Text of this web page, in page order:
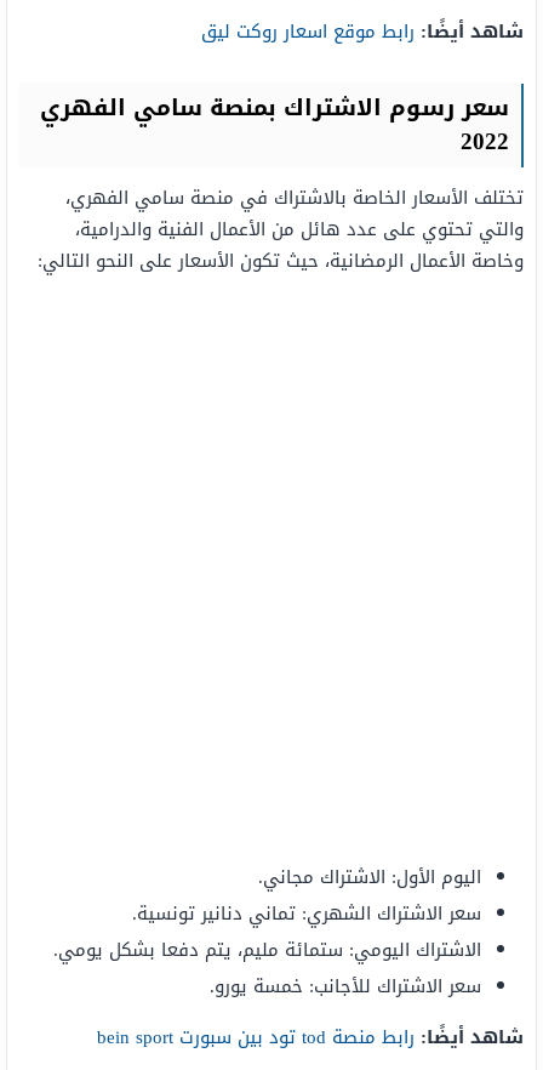
شاهد أيضًا: رابط موقع اسعار روكت ليق
سعر رسوم الاشتراك بمنصة سامي الفهري
2022
تختلف الأسعار الخاصة بالاشتراك في منصة سامي الفهري،
والتي تحتوي على عدد هائل من الأعمال الفنية والدرامية،
وخاصة الأعمال الرمضانية، حيث تكون الأسعار على النحو التالي:
اليوم الأول: الاشتراك مجاني.
سعر الاشتراك الشهري: تماني دنانير تونسية.
الاشتراك اليومي: ستمائة مليم، يتم دفعا بشكل يومي.
سعر الاشتراك للأجانب: خمسة يورو.
شاهد أيضًا: رابط منصة tod تود بين سبورت bein sport